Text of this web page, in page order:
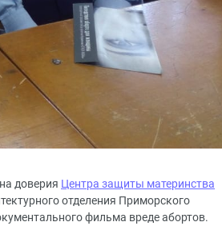
доверия Центра защиты материнства
отделения Приморского
фильма вреде абортов.